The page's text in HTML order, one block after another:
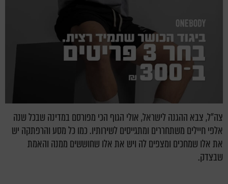
צה"ל, צבא ההגנה לישראל, אולי הגוף הכי מפורסם במדינה שבכל שנה
אלפי חיילים משתחררים ומתגייסים לשירותיו. כמו כל מסע והרפתקה יש
את אלו שמחכים ומצפים לה ויש את אלו שחוששים ממנה והאמת
שבצדק.